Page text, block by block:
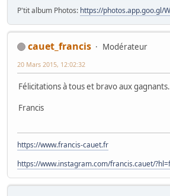
P'tit album Photos: https://photos.app.goo.gl/
cauet_francis
Modérateur
20 Mars 2015, 12:02:32
Félicitations à tous et bravo aux
Francis
https://www.francis-cauet.fr
https://www.instagram.com/francis.cauet/